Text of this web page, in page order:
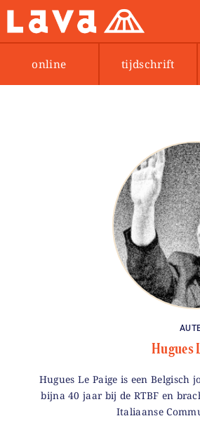
online tijdschrift
Hugues
Hugues Le Paige is een
bijna 40 jaar bij de RTBF en
Italiaanse